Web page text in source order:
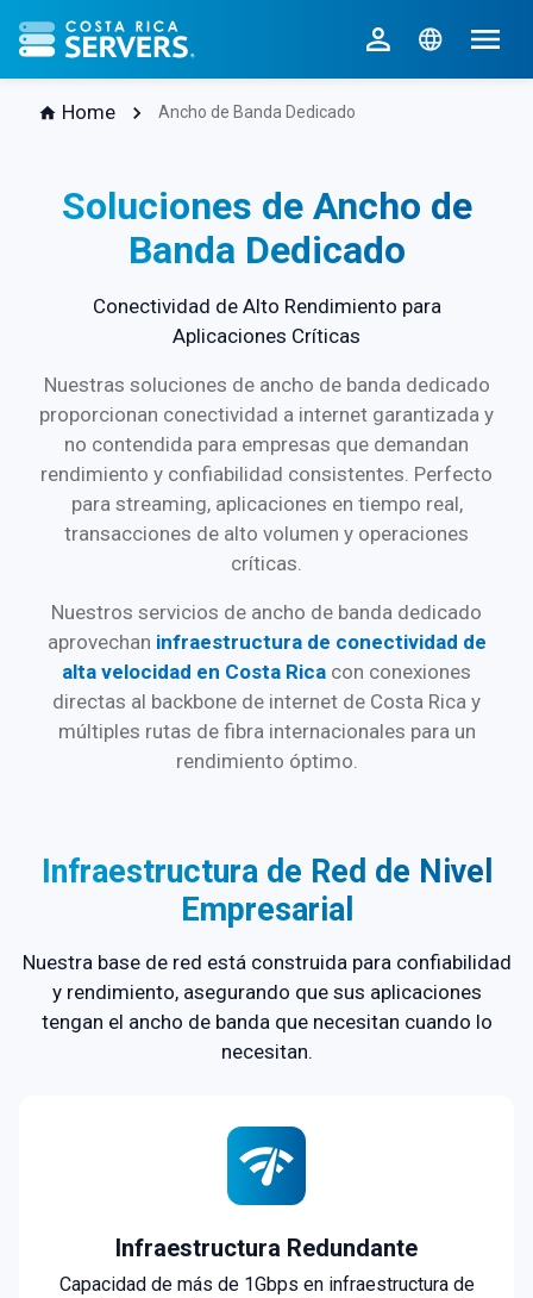
CR Servers inicio
Home Ancho de Banda Dedicado
Soluciones de Ancho de
Banda Dedicado
Conectividad de Alto Rendimiento para
Aplicaciones Críticas
Nuestras soluciones de ancho de banda dedicado
proporcionan conectividad a internet garantizada y
no contendida para empresas que demandan
rendimiento y confiabilidad consistentes. Perfecto
para streaming, aplicaciones en tiempo real,
transacciones de alto volumen y operaciones
críticas.
Nuestros servicios de ancho de banda dedicado
aprovechan infraestructura de conectividad de
alta velocidad en Costa Rica con conexiones
directas al backbone de internet de Costa Rica y
múltiples rutas de fibra internacionales para un
rendimiento óptimo.
Infraestructura de Red de Nivel
Empresarial
Nuestra base de red está construida para confiabilidad
y rendimiento, asegurando que sus aplicaciones
tengan el ancho de banda que necesitan cuando lo
necesitan.
Infraestructura Redundante
Capacidad de más de 1Gbps en infraestructura de